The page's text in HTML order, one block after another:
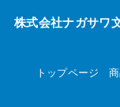
株式会社ナガサワ
トップページ